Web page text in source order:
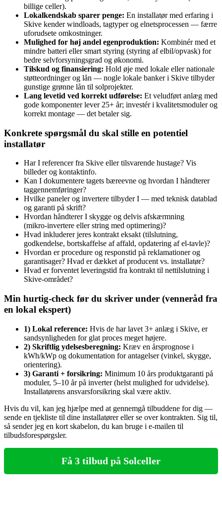
billige celler).
Lokalkendskab sparer penge: En installatør med erfaring i
Skive kender windloads, tagtyper og elnetsprocessen — færre
uforudsete omkostninger.
Mulighed for høj andel egenproduktion: Kombinér med et
mindre batteri eller smart styring (styring af elbil/opvask) for
bedre selvforsyningsgrad og økonomi.
Tilskud og finansiering: Hold øje med lokale eller nationale
støtteordninger og lån — nogle lokale banker i Skive tilbyder
gunstige grønne lån til solprojekter.
Lang levetid ved korrekt udførelse: Et veludført anlæg med
gode komponenter lever 25+ år; investér i kvalitetsmoduler og
korrekt montage — det betaler sig.
Konkrete spørgsmål du skal stille en potentiel
installatør
Har I referencer fra Skive eller tilsvarende hustage? Vis
billeder og kontaktinfo.
Kan I dokumentere tagets bæreevne og hvordan I håndterer
taggennemføringer?
Hvilke paneler og invertere tilbyder I — med teknisk datablad
og garanti på skrift?
Hvordan håndterer I skygge og delvis afskærmning
(mikro‑invertere eller string med optimering)?
Hvad inkluderer jeres kontrakt eksakt (tilslutning,
godkendelse, bortskaffelse af affald, opdatering af el‑tavle)?
Hvordan er procedure og responstid på reklamationer og
garantisager? Hvad er dækket af producent vs. installatør?
Hvad er forventet leveringstid fra kontrakt til nettilslutning i
Skive‑området?
Min hurtig‑check før du skriver under (venneråd fra
en lokal ekspert)
1) Lokal reference: Hvis de har lavet 3+ anlæg i Skive, er
sandsynligheden for glat proces meget højere.
2) Skriftlig ydelsesberegning: Kræv en årsprognose i
kWh/kWp og dokumentation for antagelser (vinkel, skygge,
orientering).
3) Garanti + forsikring: Minimum 10 års produktgaranti på
moduler, 5–10 år på inverter (helst mulighed for udvidelse).
Installatørens ansvarsforsikring skal være aktiv.
Hvis du vil, kan jeg hjælpe med at gennemgå tilbuddene for dig —
sende en tjekliste til dine installatører eller se over kontrakten. Sig til,
så sender jeg en kort skabelon, du kan bruge i e‑mailen til
tilbudsforespørgsler.
Få 3 tilbud på Solceller